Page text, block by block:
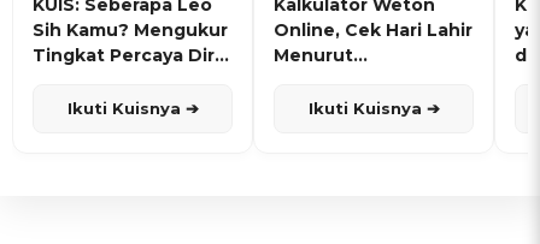
KUIS: Seberapa Leo
Sih Kamu? Mengukur
Tingkat Percaya Diri
Ikuti Kuisnya ➔
Kalkulator Weton
Online, Cek Hari Lahir
Menurut
Ikuti Kuisnya ➔